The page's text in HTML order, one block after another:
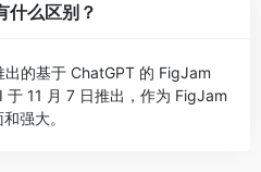
么区别？
的基于 ChatGPT 的 FigJam
11 月 7 日推出，作为 FigJam
强大。